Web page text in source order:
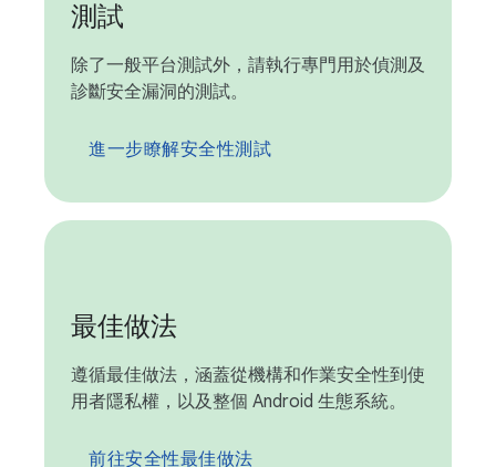
測試
除了一般平台測試外，請執行專門用於偵測及
診斷安全漏洞的測試。
進一步瞭解安全性測試
最佳做法
遵循最佳做法，涵蓋從機構和作業安全性到使
用者隱私權，以及整個 Android 生態系統。
前往安全性最佳做法